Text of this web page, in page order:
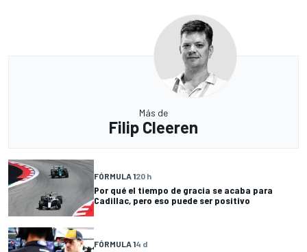
Más de
Filip Cleeren
FÓRMULA 120 h
Por qué el tiempo de gracia se acaba para
Cadillac, pero eso puede ser positivo
FÓRMULA 14 d